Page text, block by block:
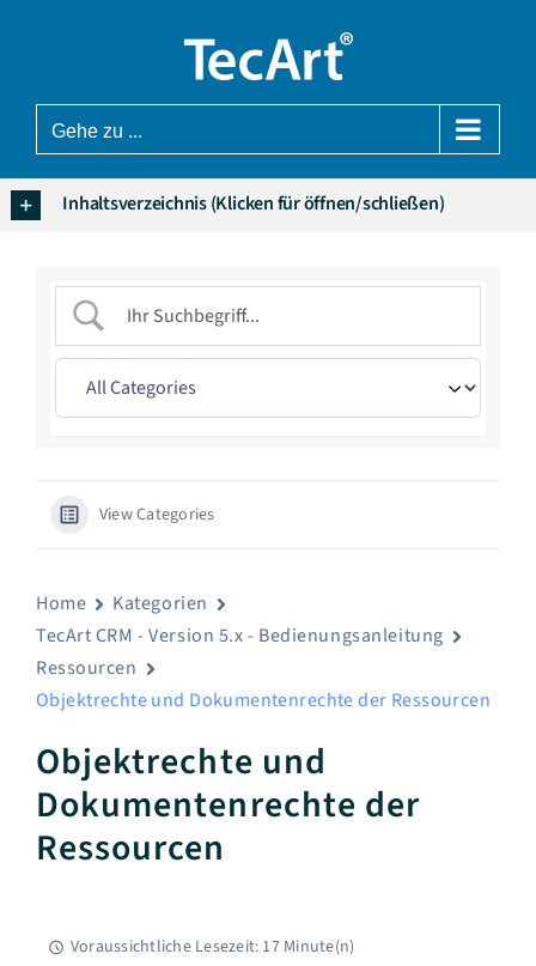
Gehe zu ...
Inhaltsverzeichnis (Klicken für öffnen/schließen)
View Categories
Home
Kategorien
TecArt CRM - Version 5.x - Bedienungsanleitung
Ressourcen
Objektrechte und Dokumentenrechte der Ressourcen
Objektrechte und
Dokumentenrechte der
Ressourcen
Voraussichtliche Lesezeit: 17 Minute(n)